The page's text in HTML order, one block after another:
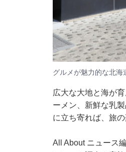
グルメが魅力的な北海
広大な大地と海が
ーメン、新鮮な乳
に立ち寄れば、旅
All About ニュース